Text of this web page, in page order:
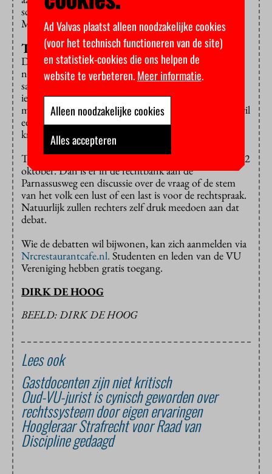
schoolhoofd een goed gesprek voeren?” verduidelijkt
Meijer.
Terug in de maatschappij
Daarna komt de vraag aan de orde of er na een straf
nog een eerlijke kans bestaat op terugkeer in de
samenleving. “Natuurlijk vinden veel mensen dat
iemand na een gevangenisstraf weer gewoon in de
maatschappij moet kunnen functioneren. Maar wie wil
een ex- gewapende overvaller als nieuwe buurman
krijgen?” aldus Meijer.
Ten slotte is er nog een extra bijeenkomst belegd op 12
oktober. Dan is er in de rechtbank aan de
Parnassusweg een discussie over de vraag of de stem
van het volk een lust of een last is voor de rechtspraak.
Natuurlijk zullen rechters zelf druk meedoen aan dat
debat.
Wie de debatten wil bijwonen, kan zich aanmelden via
Nrcrestaurantcafe.nl. Studenten en leden van de VU
Vereniging hebben gratis toegang.
DIRK DE HOOG
BEELD: DIRK DE HOOG
Lees ook
Gastdocenten zijn niet kritisch
Oud-VU-jurist is cynisch geworden over
rechtssysteem door eigen ervaringen
Hoogleraar Strafrecht voor Raad van
Discipline gedaagd
Ad Valvas plaatst alleen noodzakelijke cookies
(voor het technisch functioneren van de site)
en statistiek-cookies die ons helpen de
website te verbeteren.Meer informatie.
Alleen noodzakelijke cookies
Alles accepteren